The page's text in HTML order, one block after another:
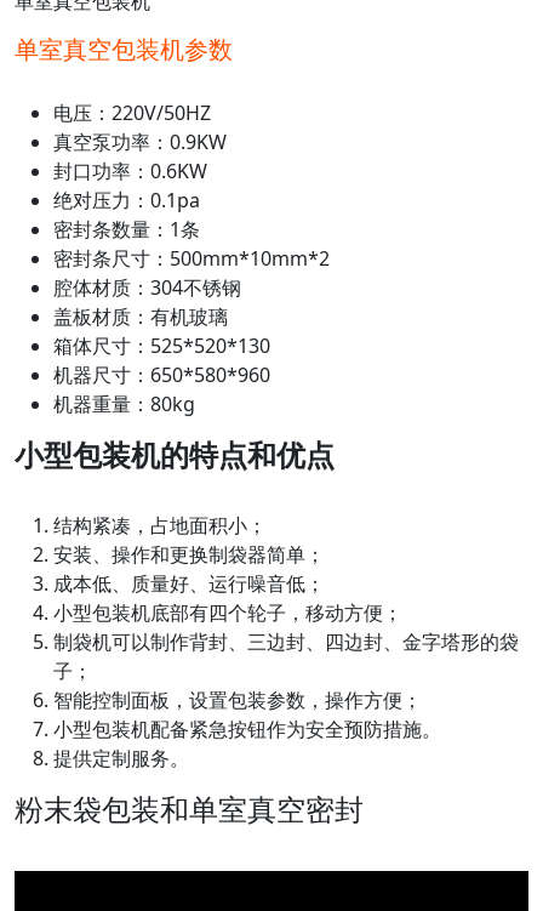
单室真空包装机参数
电压：220V/50HZ
真空泵功率：0.9KW
封口功率：0.6KW
绝对压力：0.1pa
密封条数量：1条
密封条尺寸：500mm*10mm*2
腔体材质：304不锈钢
盖板材质：有机玻璃
箱体尺寸：525*520*130
机器尺寸：650*580*960
机器重量：80kg
小型包装机的特点和优点
结构紧凑，占地面积小；
安装、操作和更换制袋器简单；
成本低、质量好、运行噪音低；
小型包装机底部有四个轮子，移动方便；
制袋机可以制作背封、三边封、四边封、金字塔形的袋
子；
智能控制面板，设置包装参数，操作方便；
小型包装机配备紧急按钮作为安全预防措施。
提供定制服务。
粉末袋包装和单室真空密封